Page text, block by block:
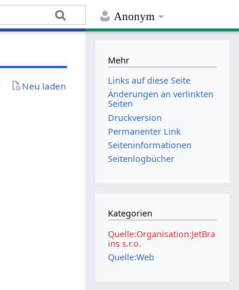
Anonym
Neu laden
Mehr
Links auf diese Seite
Änderungen an verlinkten
Seiten
Druckversion
Permanenter Link
Seiten­­informationen
Seitenlogbücher
Kategorien
Quelle:Organisation:JetBra
ins s.r.o.
Quelle:Web